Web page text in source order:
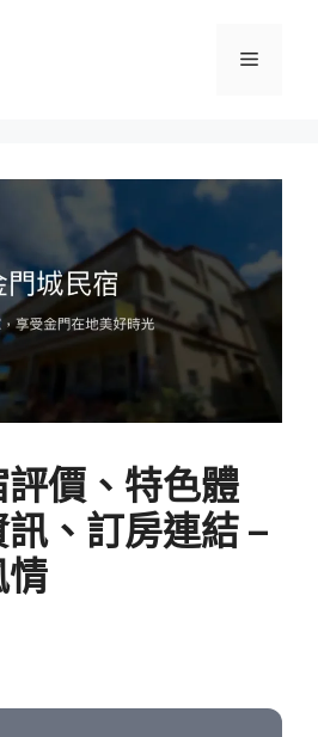
選
價、特色體
、訂房連結 –
情